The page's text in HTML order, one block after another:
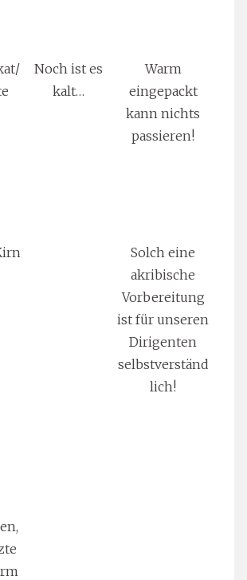
Noch ist es
kalt…
Warm
eingepackt
kann nichts
passieren!
Solch eine
akribische
Vorbereitung
ist für unseren
Dirigenten
selbstverständ
lich!